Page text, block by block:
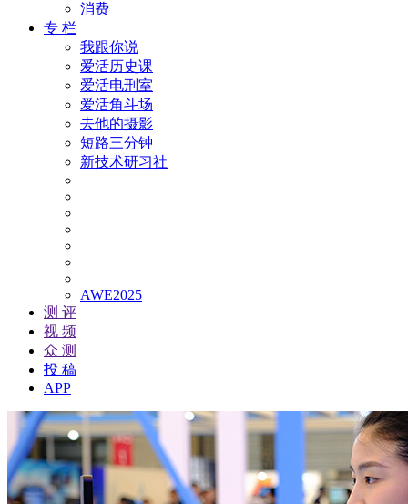
消费
专 栏
我跟你说
爱活历史课
爱活电刑室
爱活角斗场
去他的摄影
短路三分钟
新技术研习社
AWE2025
测 评
视 频
众 测
投 稿
APP